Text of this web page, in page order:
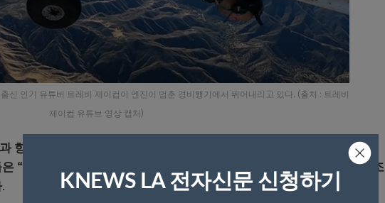
신 인기 유튜버 트레비 제이컵이 엔진이 멈춘 경비행기에서 뛰어내리고 있다. (출처 : 트레비
제이컵 유튜브 영상 캡처)
항공 전문가들은 해당 영상이 ‘조회수’와 ‘좋아요’를 위해 조작됐다는
“경비행기를 타면서 낙하산을 착용했다는 사실 자체가 해당 사고를 조
. KNEWS LA 전자신문 신청하기